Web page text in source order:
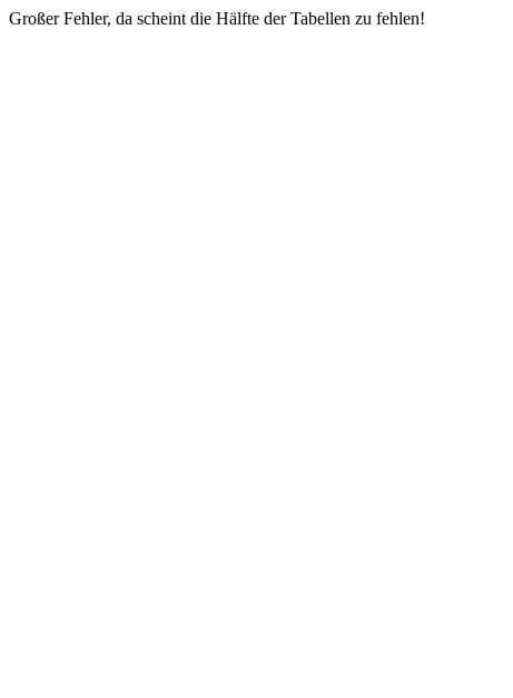
Großer Fehler, da scheint die Hälfte der Tabellen zu fehlen!